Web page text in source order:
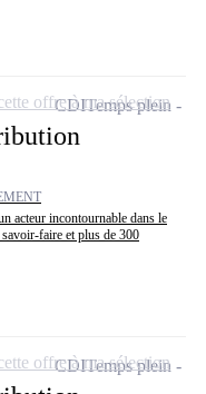
acteur incontournable dans le
faire et plus de 300
CDITemps plein
offre à ma sélection
CDITemps plein
offre à ma sélection